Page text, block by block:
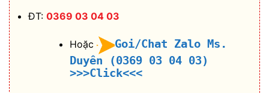
ĐT: 0369 03 04 03
Hoặc
Goi/Chat Zalo Ms.
Duyên (0369 03 04 03)
>>>Click<<<